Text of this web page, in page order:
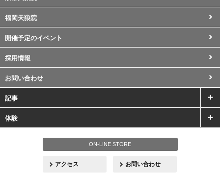
福岡天狼院
開催予定のイベント
採用情報
お問い合わせ
記事
体験
ON-LINE STORE
アクセス お問い合わせ